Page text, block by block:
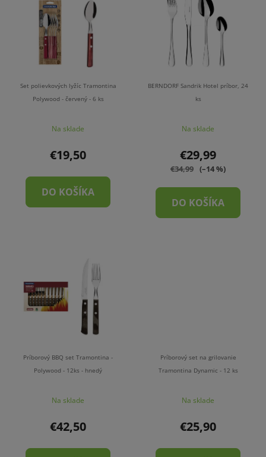
Set polievkových lyžíc Tramontina
Polywood - červený - 6 ks
Na sklade
€19,50
DO KOŠÍKA
BERNDORF Sandrik Hotel príbor, 24
ks
Na sklade
€29,99
€34,99 (–14 %)
DO KOŠÍKA
Príborový BBQ set Tramontina -
Polywood - 12ks - hnedý
Na sklade
€42,50
Príborový set na grilovanie
Tramontina Dynamic - 12 ks
Na sklade
€25,90